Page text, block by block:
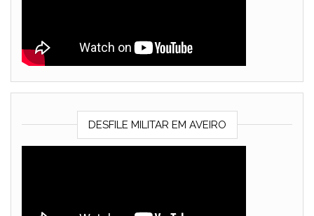
DESFILE MILITAR EM AVEIRO